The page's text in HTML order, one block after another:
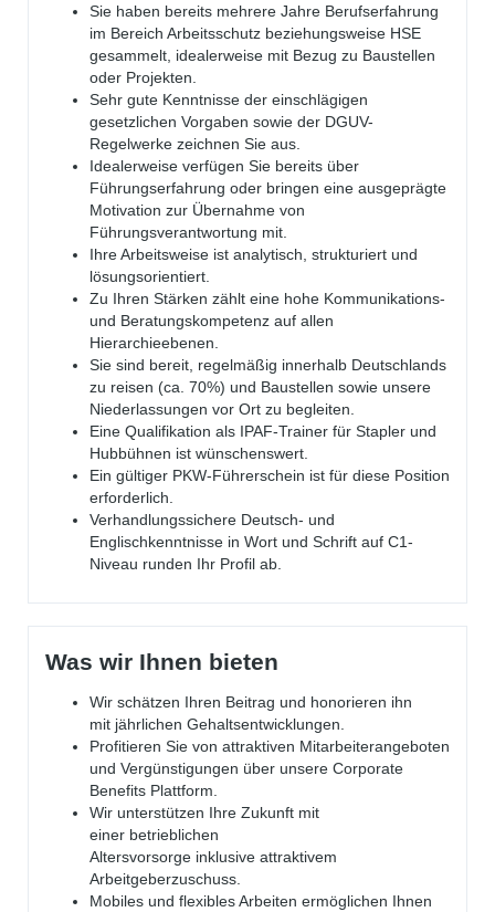
Sie haben bereits mehrere Jahre Berufserfahrung
im Bereich Arbeitsschutz beziehungsweise HSE
gesammelt, idealerweise mit Bezug zu Baustellen
oder Projekten.
Sehr gute Kenntnisse der einschlägigen
gesetzlichen Vorgaben sowie der DGUV-
Regelwerke zeichnen Sie aus.
Idealerweise verfügen Sie bereits über
Führungserfahrung oder bringen eine ausgeprägte
Motivation zur Übernahme von
Führungsverantwortung mit.
Ihre Arbeitsweise ist analytisch, strukturiert und
lösungsorientiert.
Zu Ihren Stärken zählt eine hohe Kommunikations-
und Beratungskompetenz auf allen
Hierarchieebenen.
Sie sind bereit, regelmäßig innerhalb Deutschlands
zu reisen (ca. 70%) und Baustellen sowie unsere
Niederlassungen vor Ort zu begleiten.
Eine Qualifikation als IPAF-Trainer für Stapler und
Hubbühnen ist wünschenswert.
Ein gültiger PKW-Führerschein ist für diese Position
erforderlich.
Verhandlungssichere Deutsch- und
Englischkenntnisse in Wort und Schrift auf C1-
Niveau runden Ihr Profil ab.
Was wir Ihnen bieten
Wir schätzen Ihren Beitrag und honorieren ihn
mit jährlichen Gehaltsentwicklungen.
Profitieren Sie von attraktiven Mitarbeiterangeboten
und Vergünstigungen über unsere Corporate
Benefits Plattform.
Wir unterstützen Ihre Zukunft mit
einer betrieblichen
Altersvorsorge inklusive attraktivem
Arbeitgeberzuschuss.
Mobiles und flexibles Arbeiten ermöglichen Ihnen